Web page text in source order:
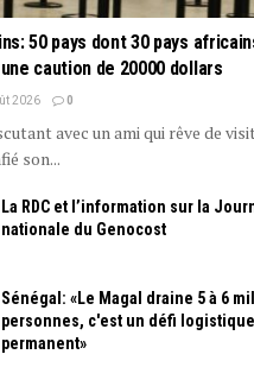
50 pays dont 30 pays
caution de 20000 dollars
2026 0
avec un ami qui rêve de
son...
La RDC et l’information sur la
nationale du Genocost
Sénégal: «Le Magal draine 5 à 6
personnes, c'est un défi logistique
permanent»